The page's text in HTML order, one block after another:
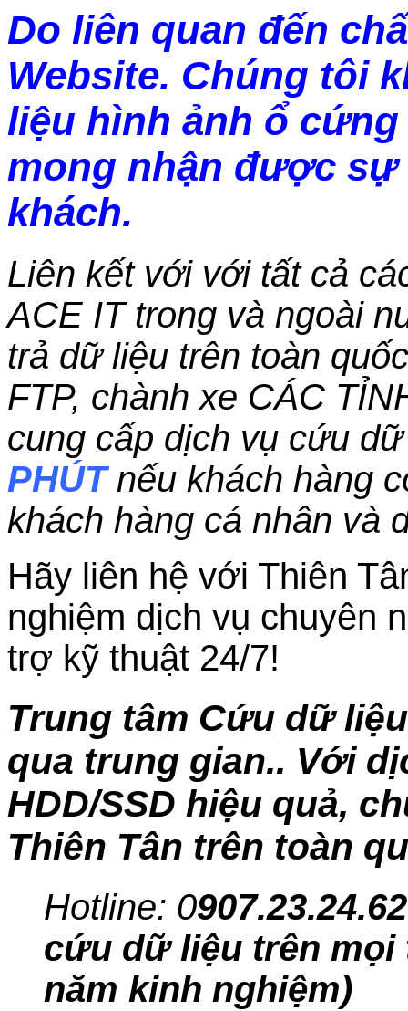
Do liên quan đến
Website. Chúng tôi
liệu hình ảnh ổ
mong nhận được
khách.
Liên kết với với tất cả
ACE IT trong và ngoài
trả dữ liệu trên toàn
FTP, chành xe CÁC
cung cấp dịch vụ cứu
PHÚTnếu khách hàng
khách hàng cá nhân và
Hãy liên hệ với Thiên
nghiệm dịch vụ chuyên
trợ kỹ thuật 24/7!
Trung tâm Cứu dữ
qua trung gian.. Với
HDD/SSD hiệu quả,
Thiên Tân trên toàn
Hotline: 0
cứu dữ liệu trên
năm kinh nghiệm)